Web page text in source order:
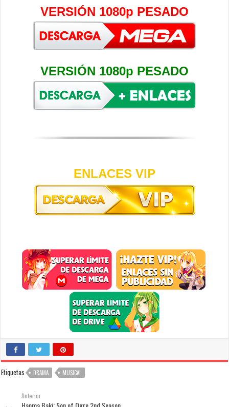
VERSIÓN 1080p PESADO
VERSIÓN 1080p PESADO
ENLACES VIP
Etiquetas DRAMA MUSICAL
Anterior